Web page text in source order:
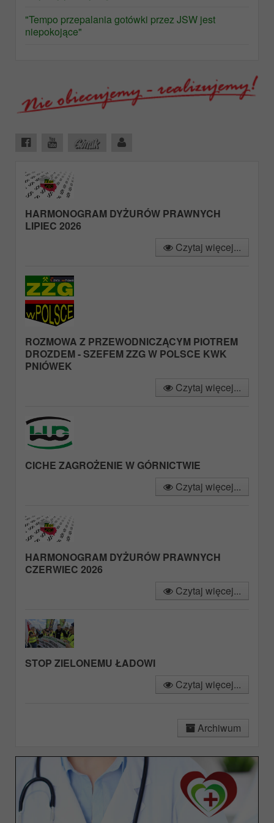
"Tempo przepalania gotówki przez JSW jest
niepokojące"
HARMONOGRAM DYŻURÓW PRAWNYCH
LIPIEC 2026
Czytaj więcej...
ROZMOWA Z PRZEWODNICZĄCYM PIOTREM
DROZDEM - SZEFEM ZZG W POLSCE KWK
PNIÓWEK
Czytaj więcej...
CICHE ZAGROŻENIE W GÓRNICTWIE
Czytaj więcej...
HARMONOGRAM DYŻURÓW PRAWNYCH
CZERWIEC 2026
Czytaj więcej...
STOP ZIELONEMU ŁADOWI
Czytaj więcej...
Archiwum